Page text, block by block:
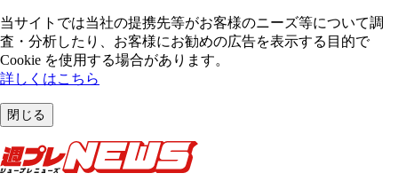
当サイトでは当社の提携先等がお客様のニーズ等について調
査・分析したり、お客様にお勧めの広告を表⽰する⽬的で
Cookie を使⽤する場合があります。
詳しくはこちら
閉じる